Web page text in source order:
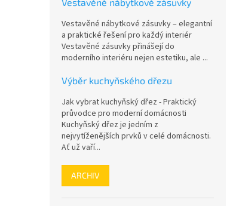
Vestavěné nábytkové zásuvky – elegantní
a praktické řešení pro každý interiér
Vestavěné zásuvky přinášejí do
moderního interiéru nejen estetiku, ale ...
Výběr kuchyňského dřezu
Jak vybrat kuchyňský dřez - Praktický
průvodce pro moderní domácnosti
Kuchyňský dřez je jedním z
nejvytíženějších prvků v celé domácnosti.
Ať už vaří...
ARCHIV